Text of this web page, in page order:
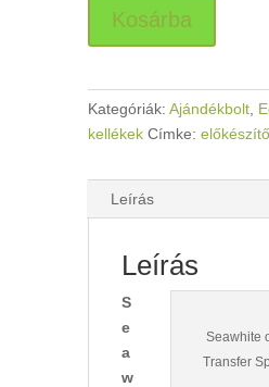
Spray,Kosárba
Kategóriák: Ajándékbolt,
kellékek Címke:
Leírás
Leírás
Seawhite
Transfer
S
e
a
w